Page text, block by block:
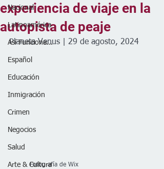
Nacional
Latinoamérica
Así Funciona...
Español
Educación
Inmigración
Crimen
Negocios
Salud
Arte & Cultura
experiencia de viaje en la
autopista de peaje
Planeta Venus | 29 de agosto, 2024
          Fotografía de Wix